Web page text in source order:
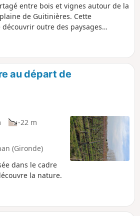
entre bois et vignes autour de la
de Guitinières. Cette
outre des paysages
au départ de
-22 m
(Gironde)
dans le cadre
la nature.